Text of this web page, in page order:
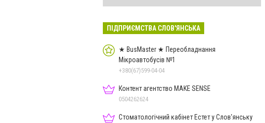
ПІДПРИЄМСТВА СЛОВ'ЯНСЬКА
★ BusMaster ★ Переобладнання
Мікроавтобусів №1
+380(67)599-04-04
Контент агентство MAKE SENSE
0504262624
Стоматологічний кабінет Естет у Слов'янську